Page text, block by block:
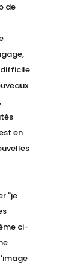
de
difficile
en
"je
ci-